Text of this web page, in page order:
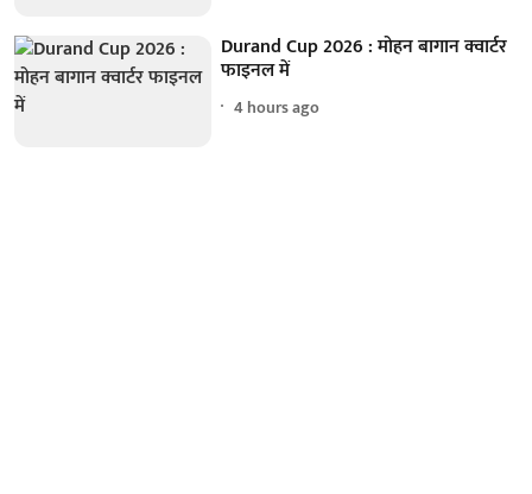
Durand Cup 2026 : मोहन बागान क्वार्टर
फाइनल में
4 hours ago